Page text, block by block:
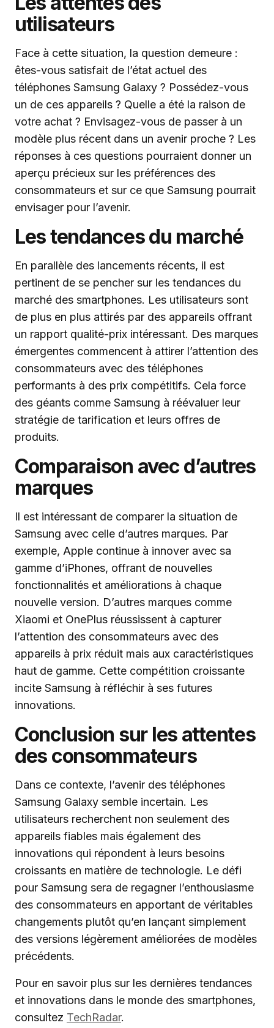
utilisateurs
Face à cette situation, la question demeure :
êtes-vous satisfait de l’état actuel des
téléphones Samsung Galaxy ? Possédez-vous
un de ces appareils ? Quelle a été la raison de
votre achat ? Envisagez-vous de passer à un
modèle plus récent dans un avenir proche ? Les
réponses à ces questions pourraient donner un
aperçu précieux sur les préférences des
consommateurs et sur ce que Samsung pourrait
envisager pour l’avenir.
Les tendances du marché
En parallèle des lancements récents, il est
pertinent de se pencher sur les tendances du
marché des smartphones. Les utilisateurs sont
de plus en plus attirés par des appareils offrant
un rapport qualité-prix intéressant. Des marques
émergentes commencent à attirer l’attention des
consommateurs avec des téléphones
performants à des prix compétitifs. Cela force
des géants comme Samsung à réévaluer leur
stratégie de tarification et leurs offres de
produits.
Comparaison avec d’autres
marques
Il est intéressant de comparer la situation de
Samsung avec celle d’autres marques. Par
exemple, Apple continue à innover avec sa
gamme d’iPhones, offrant de nouvelles
fonctionnalités et améliorations à chaque
nouvelle version. D’autres marques comme
Xiaomi et OnePlus réussissent à capturer
l’attention des consommateurs avec des
appareils à prix réduit mais aux caractéristiques
haut de gamme. Cette compétition croissante
incite Samsung à réfléchir à ses futures
innovations.
Conclusion sur les attentes
des consommateurs
Dans ce contexte, l’avenir des téléphones
Samsung Galaxy semble incertain. Les
utilisateurs recherchent non seulement des
appareils fiables mais également des
innovations qui répondent à leurs besoins
croissants en matière de technologie. Le défi
pour Samsung sera de regagner l’enthousiasme
des consommateurs en apportant de véritables
changements plutôt qu’en lançant simplement
des versions légèrement améliorées de modèles
précédents.
Pour en savoir plus sur les dernières tendances
et innovations dans le monde des smartphones,
consultez TechRadar.